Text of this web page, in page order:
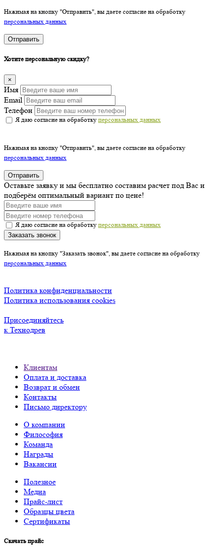
Нажимая на кнопку "Отправить", вы даете согласие на обработку
персональных данных
Отправить
Хотите персональную скидку?
×
Имя
Email
Телефон
Я даю согласие на обработку персональных данных
Нажимая на кнопку "Отправить", вы даете согласие на обработку
персональных данных
Отправить
Оставьте заявку и мы бесплатно составим расчет под Вас и
подберём оптимальный вариант по цене!
Я даю согласие на обработку персональных данных
Заказать звонок
Нажимая на кнопку "Заказать звонок", вы даете согласие на обработку
персональных данных
Политика конфиденциальности
Политика использования cookies
Присоединяйтесь
к Технодрев
Клиентам
Оплата и доставка
Возврат и обмен
Контакты
Письмо директору
О компании
Философия
Команда
Награды
Вакансии
Полезное
Медиа
Прайс-лист
Образцы цвета
Сертификаты
Скачать прайс